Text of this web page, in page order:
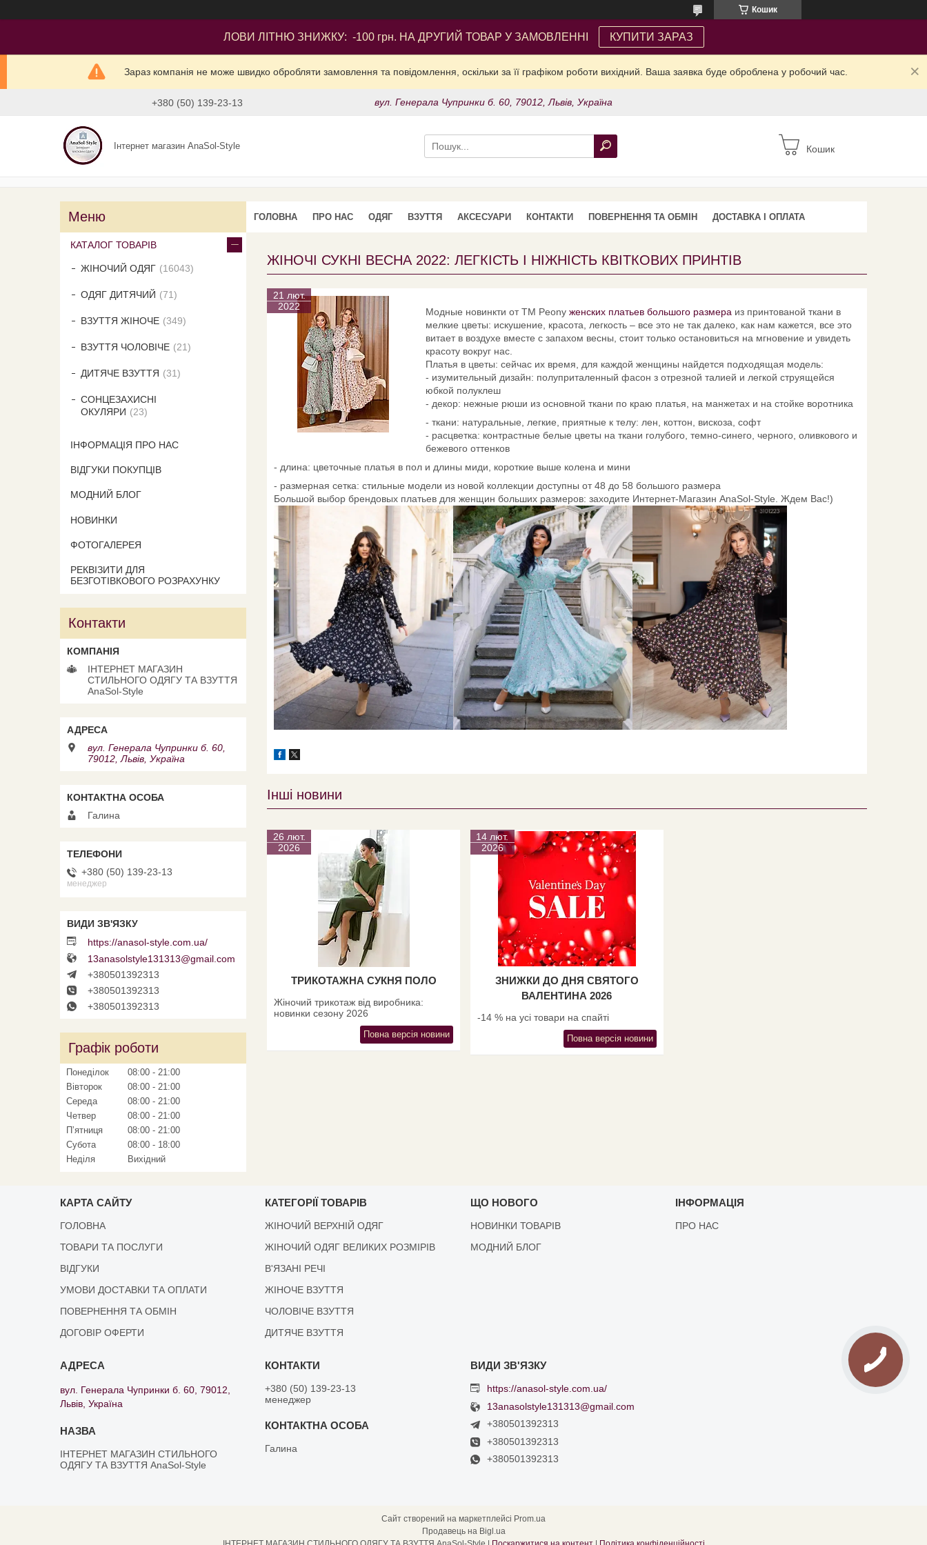
Кошик
ЛОВИ ЛІТНЮ ЗНИЖКУ: -100 грн. НА ДРУГИЙ ТОВАР У ЗАМОВЛЕННІ КУПИТИ ЗАРАЗ
Зараз компанія не може швидко обробляти замовлення та повідомлення, оскільки за її графіком роботи вихідний. Ваша заявка буде оброблена у робочий час.
+380 (50) 139-23-13 вул. Генерала Чупринки б. 60, 79012, Львів, Україна
Інтернет магазин AnaSol-Style Кошик
ГОЛОВНА ПРО НАС ОДЯГ ВЗУТТЯ АКСЕСУАРИ КОНТАКТИ ПОВЕРНЕННЯ ТА ОБМІН ДОСТАВКА І ОПЛАТА
ЖІНОЧІ СУКНІ ВЕСНА 2022: ЛЕГКІСТЬ І НІЖНІСТЬ КВІТКОВИХ ПРИНТІВ
21 лют.
2022
Модные новинкти от ТМ Peony женских платьев большого размера из принтованой ткани в
мелкие цветы: искушение, красота, легкость – все это не так далеко, как нам кажется, все это
витает в воздухе вместе с запахом весны, стоит только остановиться на мгновение и увидеть
красоту вокруг нас.
Платья в цветы: сейчас их время, для каждой женщины найдется подходящая модель:
- изумительный дизайн: полуприталенный фасон з отрезной талией и легкой струящейся
юбкой полуклеш
- декор: нежные рюши из основной ткани по краю платья, на манжетах и на стойке воротника
- ткани: натуральные, легкие, приятные к телу: лен, коттон, вискоза, софт
- расцветка: контрастные белые цветы на ткани голубого, темно-синего, черного, оливкового и
бежевого оттенков
- длина: цветочные платья в пол и длины миди, короткие выше колена и мини
- размерная сетка: стильные модели из новой коллекции доступны от 48 до 58 большого размера
Большой выбор брендовых платьев для женщин больших размеров: заходите Интернет-Магазин AnaSol-Style. Ждем Вас!)
Інші новини
26 лют.
2026
ТРИКОТАЖНА СУКНЯ ПОЛО
Жіночий трикотаж від виробника:
новинки сезону 2026
Повна версія новини
14 лют.
2026
ЗНИЖКИ ДО ДНЯ СВЯТОГО
ВАЛЕНТИНА 2026
-14 % на усі товари на спайті
Повна версія новини
КАТАЛОГ ТОВАРІВ
ЖІНОЧИЙ ОДЯГ 16043
ОДЯГ ДИТЯЧИЙ 71
ВЗУТТЯ ЖІНОЧЕ 349
ВЗУТТЯ ЧОЛОВІЧЕ 21
ДИТЯЧЕ ВЗУТТЯ 31
СОНЦЕЗАХИСНІ
ОКУЛЯРИ
23
ІНФОРМАЦІЯ ПРО НАС
ВІДГУКИ ПОКУПЦІВ
МОДНИЙ БЛОГ
НОВИНКИ
ФОТОГАЛЕРЕЯ
РЕКВІЗИТИ ДЛЯ
БЕЗГОТІВКОВОГО РОЗРАХУНКУ
Контакти
ІНТЕРНЕТ МАГАЗИН
СТИЛЬНОГО ОДЯГУ ТА ВЗУТТЯ
AnaSol-Style
вул. Генерала Чупринки б. 60,
79012, Львів, Україна
Галина
+380 (50) 139-23-13
менеджер
https://anasol-style.com.ua/
13anasolstyle131313@gmail.com
+380501392313
+380501392313
+380501392313
Графік роботи
Понеділок 08:00
21:00
Вівторок
08:00
21:00
Середа
08:00
21:00
Четвер
08:00
21:00
Пʼятниця
08:00
21:00
Субота
08:00
18:00
Неділя
Вихідний
КАРТА САЙТУ
ГОЛОВНА
ТОВАРИ ТА ПОСЛУГИ
ВІДГУКИ
УМОВИ ДОСТАВКИ ТА ОПЛАТИ
ПОВЕРНЕННЯ ТА ОБМІН
ДОГОВІР ОФЕРТИ
КАТЕГОРІЇ ТОВАРІВ
ЖІНОЧИЙ ВЕРХНІЙ ОДЯГ
ЖІНОЧИЙ ОДЯГ ВЕЛИКИХ РОЗМІРІВ
В'ЯЗАНІ РЕЧІ
ЖІНОЧЕ ВЗУТТЯ
ЧОЛОВІЧЕ ВЗУТТЯ
ДИТЯЧЕ ВЗУТТЯ
ЩО НОВОГО
НОВИНКИ ТОВАРІВ
МОДНИЙ БЛОГ
ІНФОРМАЦІЯ
ПРО НАС
вул. Генерала Чупринки б. 60, 79012,
Львів, Україна
ІНТЕРНЕТ МАГАЗИН СТИЛЬНОГО
ОДЯГУ ТА ВЗУТТЯ AnaSol-Style
+380 (50) 139-23-13
менеджер
Галина
https://anasol-style.com.ua/
13anasolstyle131313@gmail.com
+380501392313
+380501392313
+380501392313
Сайт створений на маркетплейсі Prom.ua
Продавець на Bigl.ua